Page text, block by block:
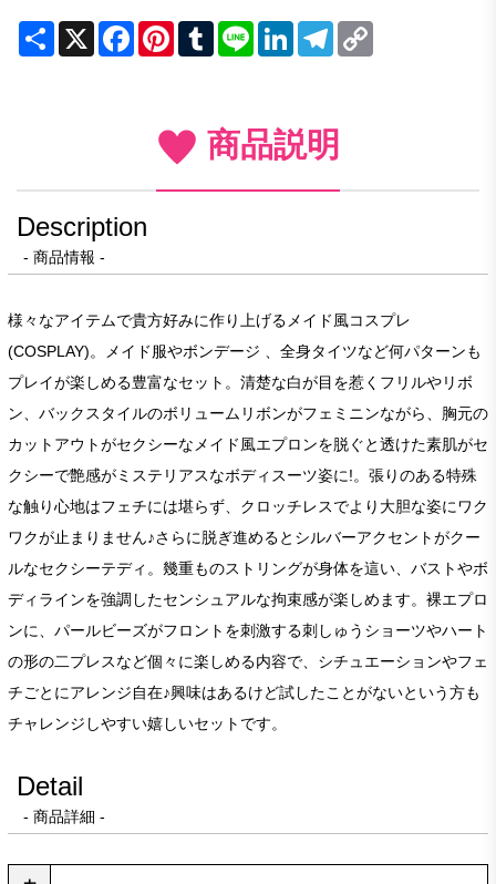
Share X FacebookPinterestTumblrLine LinkedInTelegram
商品説明
Description
- 商品情報 -
様々なアイテムで貴方好みに作り上げるメイド風コスプレ
(COSPLAY)。メイド服やボンデージ 、全身タイツなど何パターンも
プレイが楽しめる豊富なセット。清楚な白が目を惹くフリルやリボ
ン、バックスタイルのボリュームリボンがフェミニンながら、胸元の
カットアウトがセクシーなメイド風エプロンを脱ぐと透けた素肌がセ
クシーで艶感がミステリアスなボディスーツ姿に!。張りのある特殊
な触り心地はフェチには堪らず、クロッチレスでより大胆な姿にワク
ワクが止まりません♪さらに脱ぎ進めるとシルバーアクセントがクー
ルなセクシーテディ。幾重ものストリングが身体を這い、バストやボ
ディラインを強調したセンシュアルな拘束感が楽しめます。裸エプロ
ンに、パールビーズがフロントを刺激する刺しゅうショーツやハート
の形の二プレスなど個々に楽しめる内容で、シチュエーションやフェ
チごとにアレンジ自在♪興味はあるけど試したことがないという方も
チャレンジしやすい嬉しいセットです。
Detail
- 商品詳細 -